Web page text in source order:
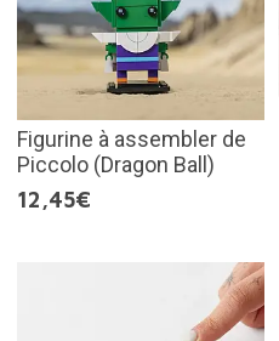
Figurine à assembler de
Piccolo (Dragon Ball)
12,45€